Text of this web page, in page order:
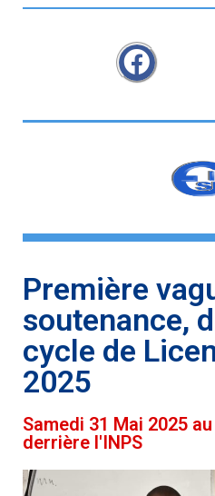
Première
soutenance,
cycle de
2025
Samedi 31 Mai 2025
derrière l'INPS